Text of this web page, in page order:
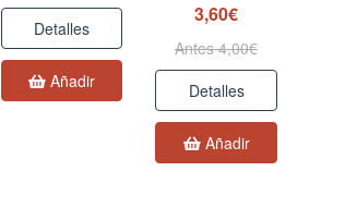
Detalles
Añadir
3,60€
Antes 4,00€
Detalles
Añadir